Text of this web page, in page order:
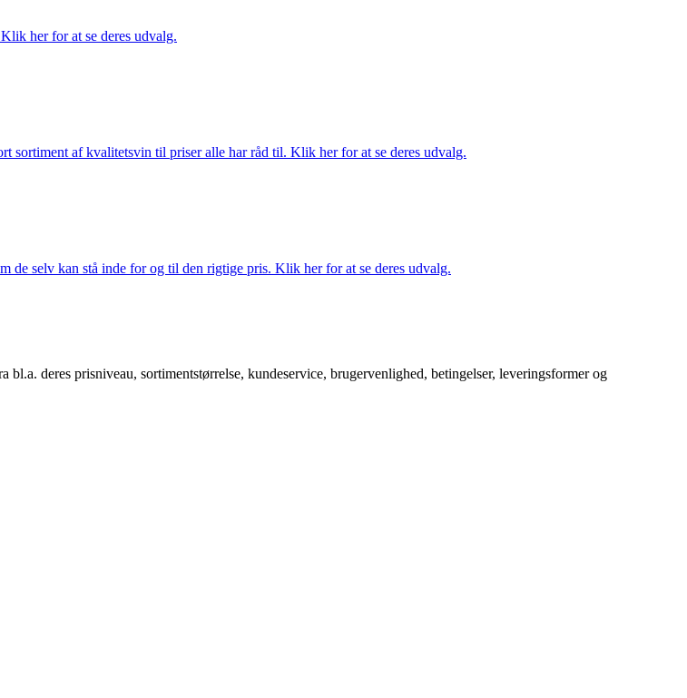
her for at se deres udvalg.
sortiment af kvalitetsvin til priser alle har råd til. Klik her for at se deres udvalg.
de selv kan stå inde for og til den rigtige pris. Klik her for at se deres udvalg.
deres prisniveau, sortimentstørrelse, kundeservice, brugervenlighed, betingelser, leveringsformer og